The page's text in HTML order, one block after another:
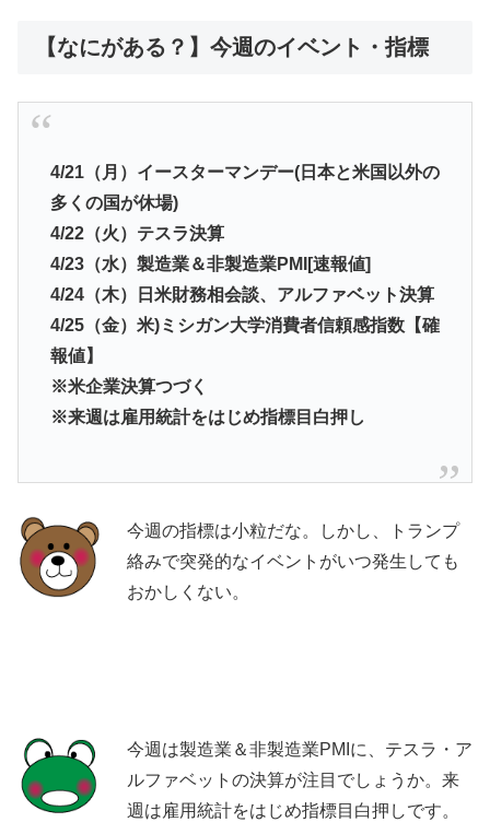
【なにがある？】今週のイベント・指標
4/21（月）イースターマンデー(日本と米国以外の
多くの国が休場)
4/22（火）テスラ決算
4/23（水）製造業＆非製造業PMI[速報値]
4/24（木）日米財務相会談、アルファベット決算
4/25（金）米)ミシガン大学消費者信頼感指数【確
報値】
※米企業決算つづく
※来週は雇用統計をはじめ指標目白押し
今週の指標は小粒だな。しかし、トランプ
絡みで突発的なイベントがいつ発生しても
おかしくない。
今週は製造業＆非製造業PMIに、テスラ・ア
ルファベットの決算が注目でしょうか。来
週は雇用統計をはじめ指標目白押しです。